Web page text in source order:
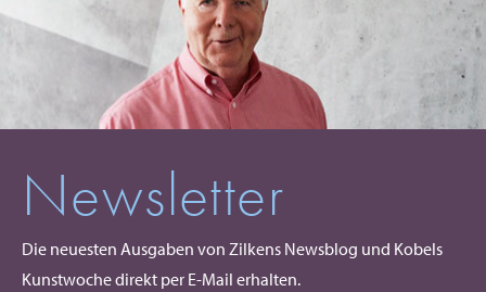
Newsletter
Die neuesten Ausgaben von Zilkens Newsblog und Kobels
Kunstwoche direkt per E-Mail erhalten.